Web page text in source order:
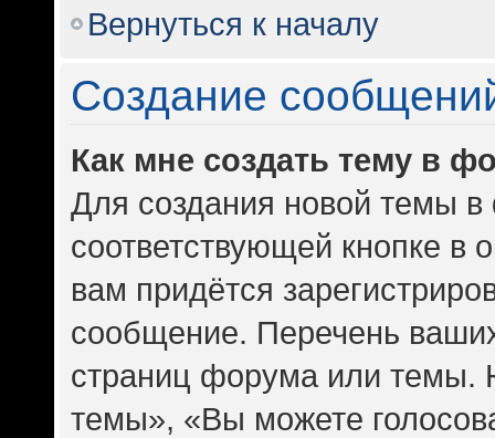
Вернуться к началу
Создание
Как мне создать тему в
Для создания новой темы
соответствующей кнопке
вам придётся
сообщение. Перечень
страниц форума или темы.
темы», «Вы можете